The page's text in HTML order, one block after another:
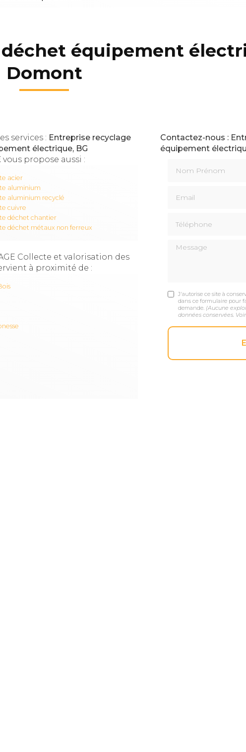
équipement
Domont
services : Entreprise recyclage
électrique, BG
vous propose aussi :
acier
aluminium
aluminium recyclé
cuivre
déchet chantier
déchet métaux non ferreux
Collecte et valorisation des
à proximité de :
Contactez-nous :
équipement
Message
J'autorise ce site à
dans ce formulaire pour
demande. (Aucune
données conservées.